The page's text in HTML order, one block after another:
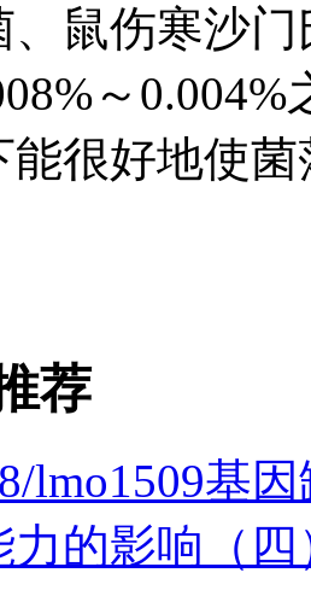
、鼠伤寒沙
～
能很好地使
荐
lmo1509基
力的影响（四